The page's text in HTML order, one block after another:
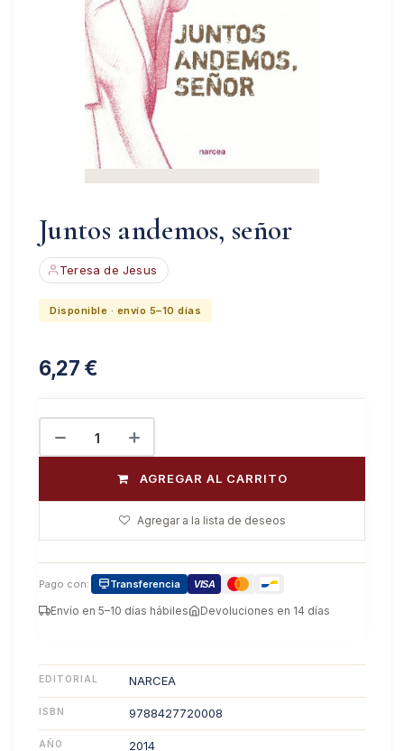
Juntos andemos, señor
Teresa de Jesus
Disponible · envío 5–10 días
6,27 €
AGREGAR AL CARRITO
Agregar a la lista de deseos
Pago con: Transferencia VISA
Envío en 5–10 días hábiles Devoluciones en 14 días
EDITORIAL NARCEA
ISBN 9788427720008
AÑO 2014